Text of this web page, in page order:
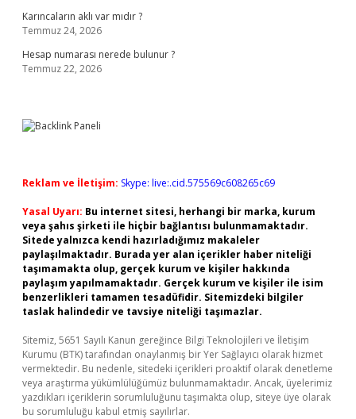
Karıncaların aklı var mıdır ?
Temmuz 24, 2026
Hesap numarası nerede bulunur ?
Temmuz 22, 2026
Reklam ve İletişim: Skype: live:.cid.575569c608265c69
Yasal Uyarı: Bu internet sitesi, herhangi bir marka, kurum
veya şahıs şirketi ile hiçbir bağlantısı bulunmamaktadır.
Sitede yalnızca kendi hazırladığımız makaleler
paylaşılmaktadır. Burada yer alan içerikler haber niteliği
taşımamakta olup, gerçek kurum ve kişiler hakkında
paylaşım yapılmamaktadır. Gerçek kurum ve kişiler ile isim
benzerlikleri tamamen tesadüfidir. Sitemizdeki bilgiler
taslak halindedir ve tavsiye niteliği taşımazlar.
Sitemiz, 5651 Sayılı Kanun gereğince Bilgi Teknolojileri ve İletişim
Kurumu (BTK) tarafından onaylanmış bir Yer Sağlayıcı olarak hizmet
vermektedir. Bu nedenle, sitedeki içerikleri proaktif olarak denetleme
veya araştırma yükümlülüğümüz bulunmamaktadır. Ancak, üyelerimiz
yazdıkları içeriklerin sorumluluğunu taşımakta olup, siteye üye olarak
bu sorumluluğu kabul etmiş sayılırlar.